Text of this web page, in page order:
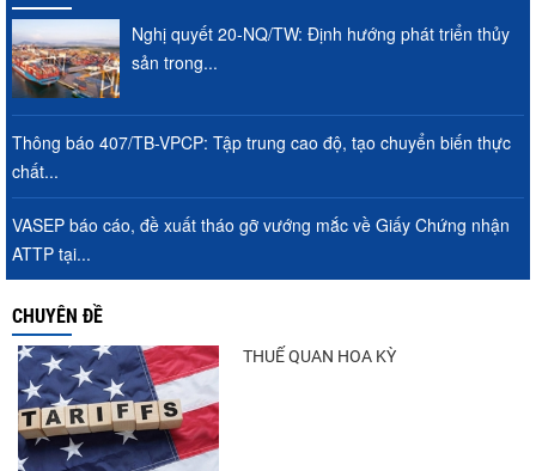
VASEP chào đón Công ty Cổ phần Thương
mại Sim Ba gia nhập...
Trung Quốc tăng mạnh nhập khẩu mực,
Nghị quyết 20-NQ/TW: Định hướng phát triển thủy
sản trong...
Thông báo 407/TB-VPCP: Tập trung cao độ, tạo chuyển biến thực
chất...
VASEP báo cáo, đề xuất tháo gỡ vướng mắc về Giấy Chứng nhận
ATTP tại...
CHUYÊN ĐỀ
THUẾ QUAN HOA KỲ